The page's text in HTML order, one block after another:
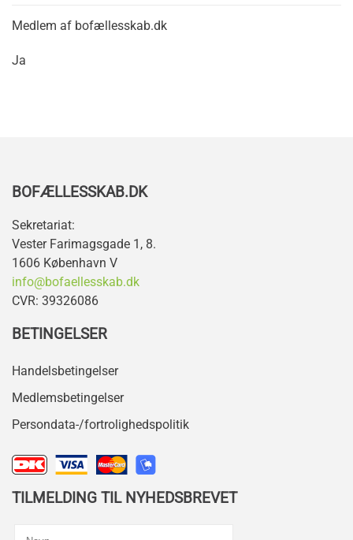
Medlem af bofællesskab.dk
Ja
BOFÆLLESSKAB.DK
Sekretariat:
Vester Farimagsgade 1, 8.
1606 København V
info@bofaellesskab.dk
CVR: 39326086
BETINGELSER
Handelsbetingelser
Medlemsbetingelser
Persondata-/fortrolighedspolitik
TILMELDING TIL NYHEDSBREVET